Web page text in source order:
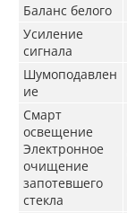
Баланс белого
Усиление
сигнала
Шумоподавлен
ие
Смарт
освещение
Электронное
очищение
запотевшего
стекла